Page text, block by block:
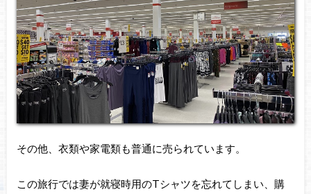
その他、衣類や家電類も普通に売られています。
この旅行では妻が就寝時用のTシャツを忘れてしまい、購